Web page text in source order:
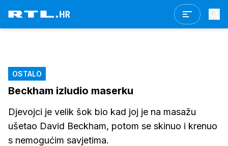
OSTALO
Beckham izludio maserku
Djevojci je velik šok bio kad joj je na masažu
ušetao David Beckham, potom se skinuo i krenuo
s nemogućim savjetima.